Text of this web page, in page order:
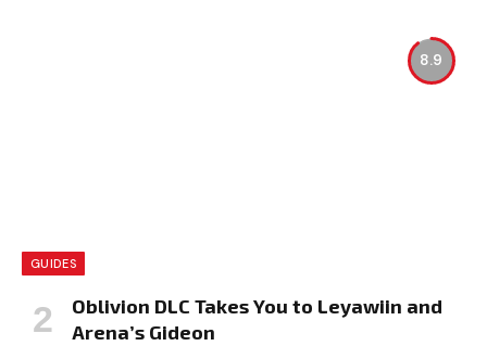
8.9
GUIDES
Oblivion DLC Takes You to Leyawiin and
Arena’s Gideon